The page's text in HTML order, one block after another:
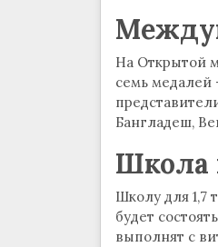
На Открытой
семь медалей
Бангладеш,
Школа
Школу для 1,7
будет
выполнят с